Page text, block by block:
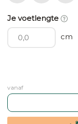
Je voetlengte
cm
vanaf